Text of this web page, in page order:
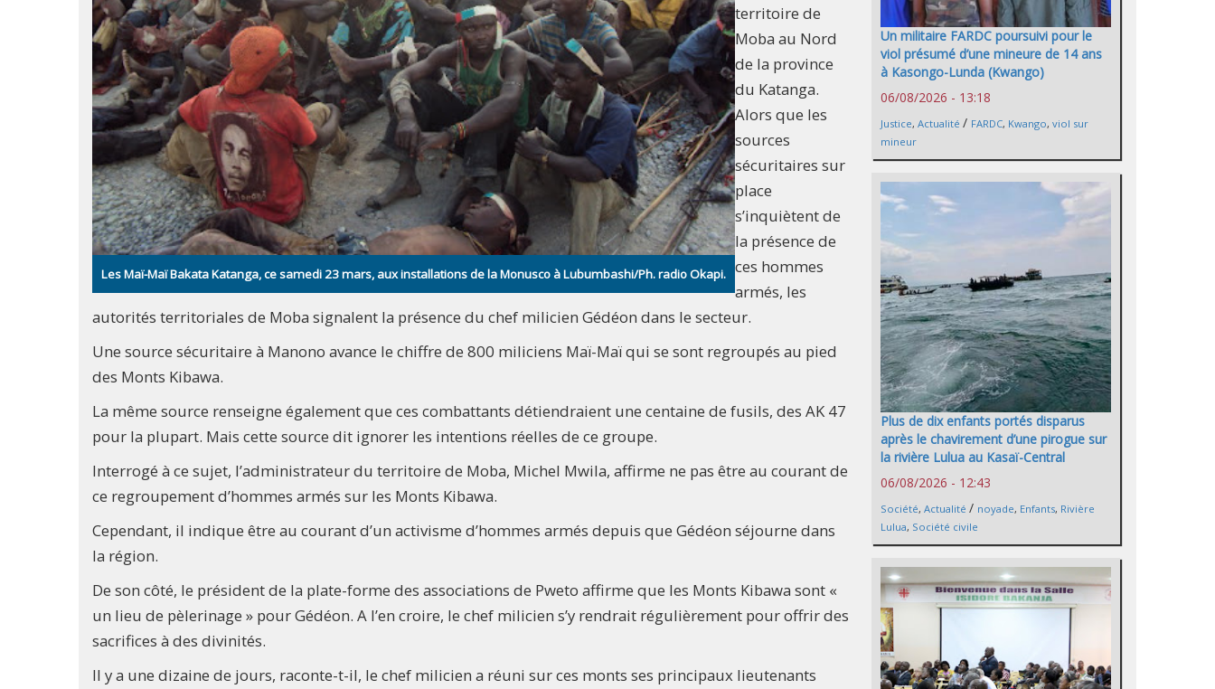
Les Maï-Maï Bakata Katanga, ce samedi 23 mars, aux installations de la Monusco à Lubumbashi/Ph. radio Okapi.
territoire de
Moba au Nord
de la province
du Katanga.
Alors que les
sources
sécuritaires sur
place
s’inquiètent de
la présence de
ces hommes
armés, les
autorités territoriales de Moba signalent la présence du chef milicien Gédéon dans le secteur.
Une source sécuritaire à Manono avance le chiffre de 800 miliciens Maï-Maï qui se sont regroupés au pied
des Monts Kibawa.
La même source renseigne également que ces combattants détiendraient une centaine de fusils, des AK 47
pour la plupart. Mais cette source dit ignorer les intentions réelles de ce groupe.
Interrogé à ce sujet, l’administrateur du territoire de Moba, Michel Mwila, affirme ne pas être au courant de
ce regroupement d’hommes armés sur les Monts Kibawa.
Cependant, il indique être au courant d’un activisme d’hommes armés depuis que Gédéon séjourne dans
la région.
De son côté, le président de la plate-forme des associations de Pweto affirme que les Monts Kibawa sont «
un lieu de pèlerinage » pour Gédéon. A l’en croire, le chef milicien s’y rendrait régulièrement pour offrir des
sacrifices à des divinités.
Il y a une dizaine de jours, raconte-t-il, le chef milicien a réuni sur ces monts ses principaux lieutenants
Un militaire FARDC poursuivi pour le
viol présumé d’une mineure de 14 ans
à Kasongo-Lunda (Kwango)
06/08/2026 - 13:18
Justice, Actualité / FARDC, Kwango, viol sur
mineur
Plus de dix enfants portés disparus
après le chavirement d’une pirogue sur
la rivière Lulua au Kasaï-Central
06/08/2026 - 12:43
Société, Actualité / noyade, Enfants, Rivière
Lulua, Société civile